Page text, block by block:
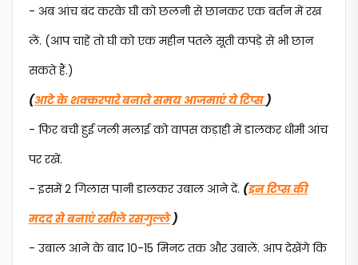
- अब आंच बंद करके घी को छलनी से छानकर एक बर्तन में रख
लें. (आप चाहें तो घी को एक महीन पतले सूती कपड़े से भी छान
सकते हैं.)
(आटे के शक्करपारे बनाते समय आजमाएं ये टिप्स)
- फिर बची हुई जली मलाई को वापस कड़ाही में डालकर धीमी आंच
पर रखें.
- इसमें 2 गिलास पानी डालकर उबाल आने दें. (इन टिप्स की
मदद से बनाएं रसीले रसगुल्ले)
- उबाल आने के बाद 10-15 मिनट तक और उबालें. आप देखेंगे कि